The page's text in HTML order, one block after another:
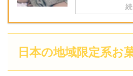
日本の地域限定系お